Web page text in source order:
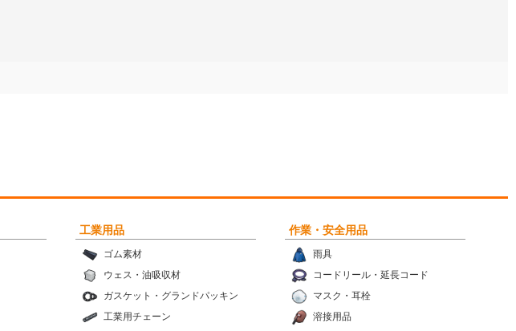
工業用品
ゴム素材
ウェス・油吸収材
ガスケット・グランドパッキン
工業用チェーン
作業・安全用品
雨具
コードリール・延長コード
マスク・耳栓
溶接用品